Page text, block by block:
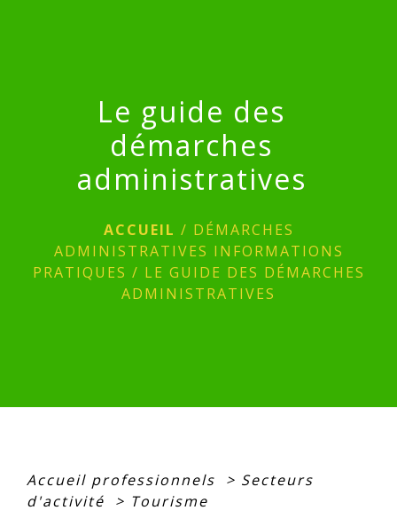
Le guide des
démarches
administratives
ACCUEIL / DÉMARCHES
ADMINISTRATIVES INFORMATIONS
PRATIQUES / LE GUIDE DES DÉMARCHES
ADMINISTRATIVES
Accueil professionnels > Secteurs
d'activité
> Tourisme